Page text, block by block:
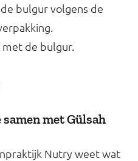
bulgur volgens de
de bulgur.
met Gülsah
Nutry weet wat